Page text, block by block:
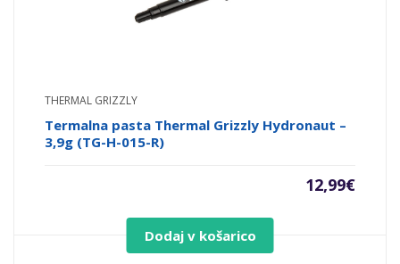
THERMAL GRIZZLY
Termalna pasta Thermal Grizzly Hydronaut –
3,9g (TG-H-015-R)
12,99€
Dodaj v košarico